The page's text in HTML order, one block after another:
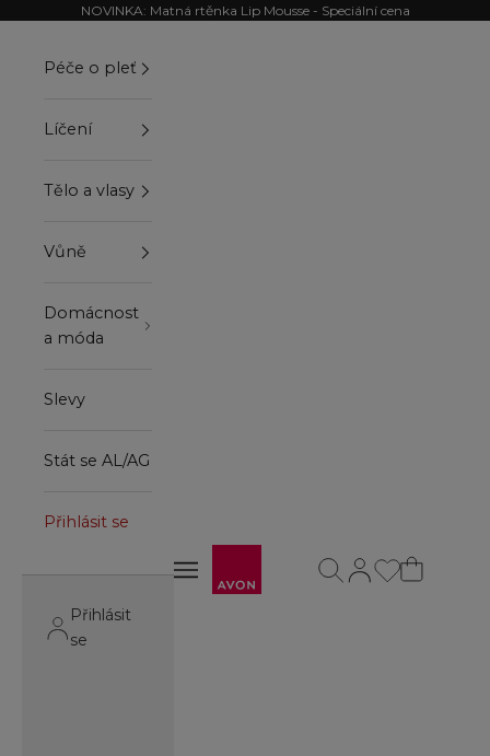
Přejít na obsahNOVINKA: Matná rtěnka Lip Mousse - Speciální cena
Otevřít navigační menu
Otevřít navigační menu
Otevřít stránku
Otevřít vyhledávání
Péče o pleť
Líčení
Tělo a vlasy
Vůně
Domácnost
a móda
Slevy
Stát se AL/AG
Přihlásit se
Přihlásit
se